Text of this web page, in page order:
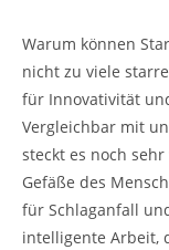
Warum können
nicht zu viele
für Innovativität
Vergleichbar mit
steckt es noch
Gefäße des
für Schlaganfall
intelligente Arbeit,